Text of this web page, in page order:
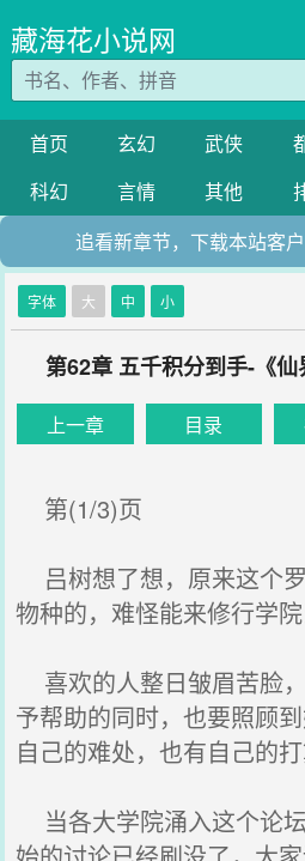
藏海花小说网
首页 玄幻 武侠
科幻
言情 其他
追看新章节，下载本站客
字体 大 中 小
第62章 五千积分到手-《仙
上一章 目录
第(1/3)页
吕树想了想，原来这个
物种的，难怪能来修行学院
喜欢的人整日皱眉苦脸
予帮助的同时，也要照顾
自己的难处，也有自己的打
当各大学院涌入这个论